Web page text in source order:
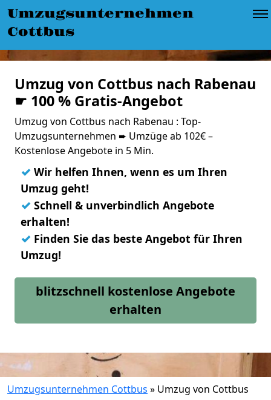
Umzugsunternehmen
Cottbus
Umzug von Cottbus nach Rabenau
☛ 100 % Gratis-Angebot
Umzug von Cottbus nach Rabenau : Top-
Umzugsunternehmen ➨ Umzüge ab 102€ –
Kostenlose Angebote in 5 Min.
✓ Wir helfen Ihnen, wenn es um Ihren
Umzug geht!
✓ Schnell & unverbindlich Angebote
erhalten!
✓ Finden Sie das beste Angebot für Ihren
Umzug!
blitzschnell kostenlose Angebote
erhalten
Umzugsunternehmen Cottbus » Umzug von Cottbus